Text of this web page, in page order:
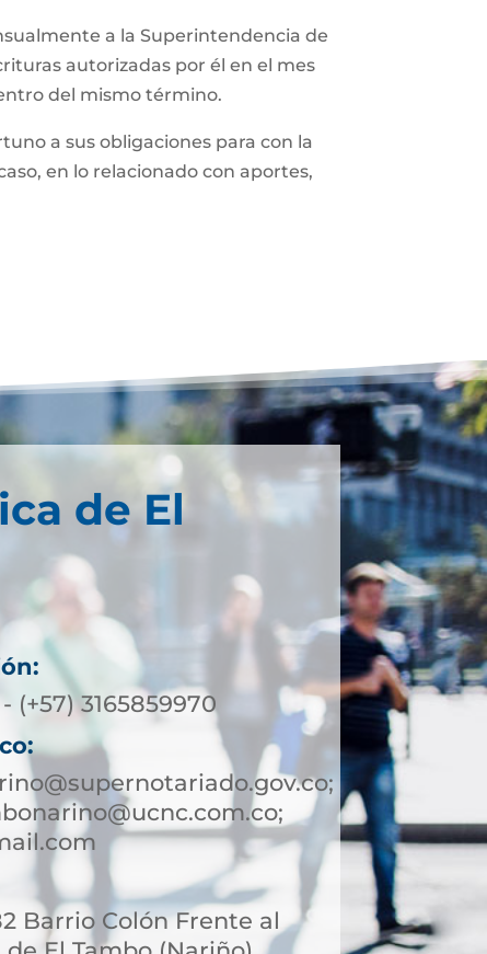
a la Superintendencia de
autorizadas por él en el mes
del mismo término.
a sus obligaciones para con la
en lo relacionado con aportes,
de El
(+57) 3165859970
Barrio Colón Frente al